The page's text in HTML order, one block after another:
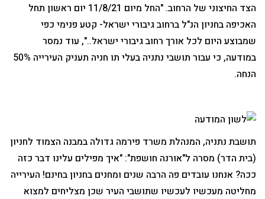
הצד החיצוני של הרחוב. "החל מיום 11/8/21 יום ראשון תחל
האכיפה בחניון הנ"ל ברחוב גיבורי ישראל- קטע פנימי כפי
שמבוצע היום לכל אורך רחוב גיבורי ישראל..", עוד נמסר
במודעה, כי עבור תושבי נתניה בעלי תו חניה תעניק העירייה 50%
הנחה.
תושבת נתניה, המנהלת משרד פירמה גדולה במבנה הצמוד לחניון
(בית הדר) מסרה ל"אורנה חושפת": "איך מפילים עלינו דבר כזה
ככה? אנחנו עובדים פה הרבה שנים ומחנים בחניון בחינם! העירייה
מחליטה מעכשיו לעכשיו שתושבי העיר שכן מצליחים למצוא